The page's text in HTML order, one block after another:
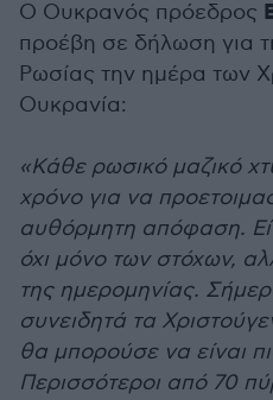
Ο Ουκρανός πρόεδρος
προέβη σε δήλωση για
Ρωσίας την ημέρα των
Ουκρανία:
«Κάθε ρωσικό μαζικό
χρόνο για να
αυθόρμητη απόφαση.
όχι μόνο των στόχων,
της ημερομηνίας.
συνειδητά τα
θα μπορούσε να είναι
Περισσότεροι από 70